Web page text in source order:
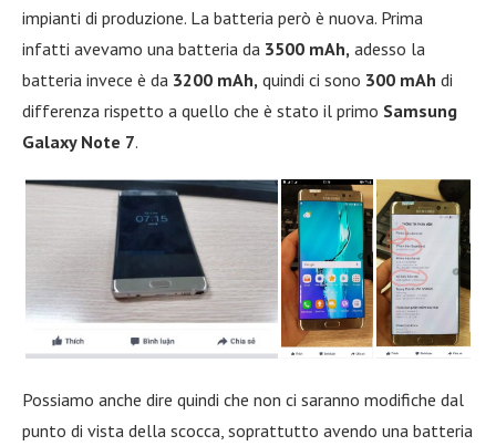
impianti di produzione. La batteria però è nuova. Prima
infatti avevamo una batteria da 3500 mAh, adesso la
batteria invece è da 3200 mAh, quindi ci sono 300 mAh di
differenza rispetto a quello che è stato il primo Samsung
Galaxy Note 7.
Possiamo anche dire quindi che non ci saranno modifiche dal
punto di vista della scocca, soprattutto avendo una batteria